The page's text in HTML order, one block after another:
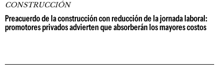
CONSTRUCCIÓN
Preacuerdo de la construcción con reducción de la jornada laboral:
promotores privados advierten que absorberán los mayores costos